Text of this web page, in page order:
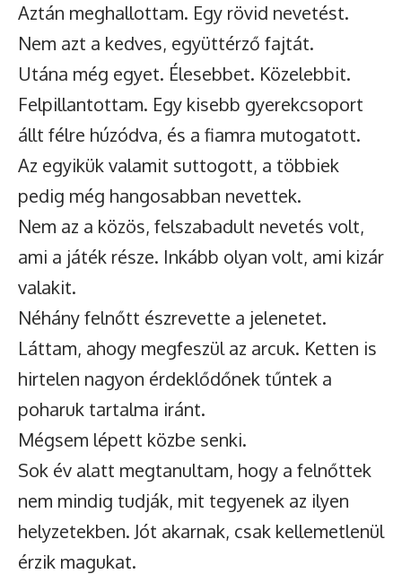
Aztán meghallottam. Egy rövid nevetést.
Nem azt a kedves, együttérző fajtát.
Utána még egyet. Élesebbet. Közelebbit.
Felpillantottam. Egy kisebb gyerekcsoport
állt félre húzódva, és a fiamra mutogatott.
Az egyikük valamit suttogott, a többiek
pedig még hangosabban nevettek.
Nem az a közös, felszabadult nevetés volt,
ami a játék része. Inkább olyan volt, ami kizár
valakit.
Néhány felnőtt észrevette a jelenetet.
Láttam, ahogy megfeszül az arcuk. Ketten is
hirtelen nagyon érdeklődőnek tűntek a
poharuk tartalma iránt.
Mégsem lépett közbe senki.
Sok év alatt megtanultam, hogy a felnőttek
nem mindig tudják, mit tegyenek az ilyen
helyzetekben. Jót akarnak, csak kellemetlenül
érzik magukat.